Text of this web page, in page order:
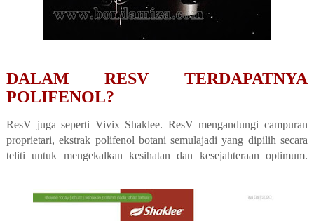
DALAM RESV TERDAPATNYA
POLIFENOL?
ResV juga seperti Vivix Shaklee. ResV mengandungi campuran
proprietari, ekstrak polifenol botani semulajadi yang dipilih secara
teliti untuk mengekalkan kesihatan dan kesejahteraan optimum.